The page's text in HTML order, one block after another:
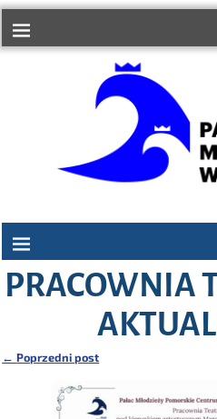
treści
PRACOWNIA
←Poprzedni post